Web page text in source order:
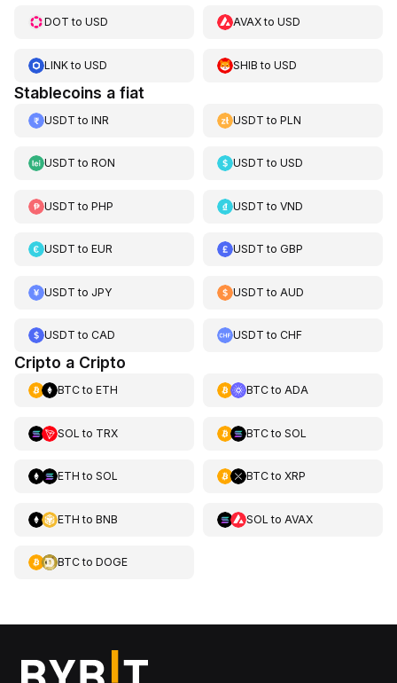
DOT to USD AVAXtoUSD
LINKto USD SHIB toUSD
Stablecoins a fiat
USDT to INR USDT toPLN
USDT to RON USDT toUSD
USDT to PHP USDT toVND
USDT to EUR USDT toGBP
USDT to JPY USDT to AUD
USDT to CAD USDT toCHF
Cripto a Cripto
BTCto ETH BTCto ADA
SOL to TRX BTCto SOL
ETH to SOL BTCto XRP
ETH to BNB SOL to AVAX
BTCto DOGE